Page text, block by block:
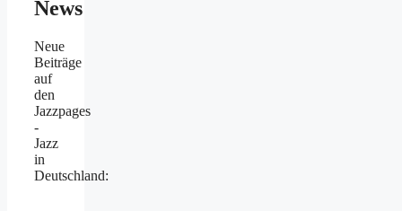
News
Neue
Beiträge
auf
den
Jazzpages
-
Jazz
in
Deutschland: